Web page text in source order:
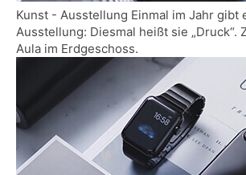
Kunst - Ausstellung Einmal im Jahr gibt
Ausstellung: Diesmal heißt sie „Druck“.
Aula im Erdgeschoss.